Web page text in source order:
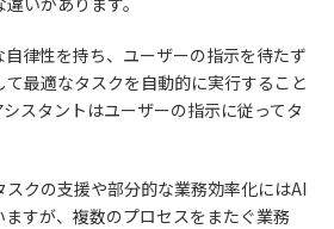
律性を持ち、ユーザーの指示を待たず
最適なタスクを自動的に実行すること
スタントはユーザーの指示に従ってタ
クの支援や部分的な業務効率化にはAI
すが、複数のプロセスをまたぐ業務